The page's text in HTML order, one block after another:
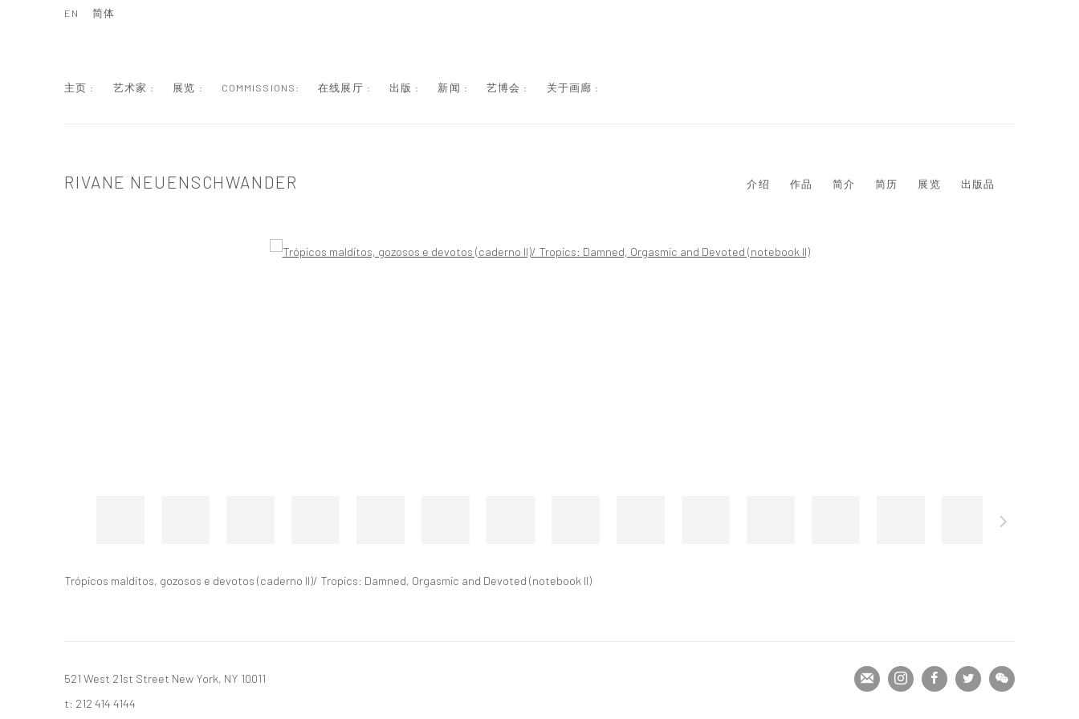
主页 : 艺术家 : 展览 : COMMISSIONS: 在线展厅 : 出版 : 新闻 : 艺博会 : 关于画廊 :
EN 简体
RIVANE NEUENSCHWANDER 介绍 作品 简介 简历 展览 出版品
Trópicos malditos, gozosos e devotos (caderno II)/ Tropics: Damned, Orgasmic and Devoted (notebook II)
521 West 21st Street New York, NY 10011
t: 212 414 4144